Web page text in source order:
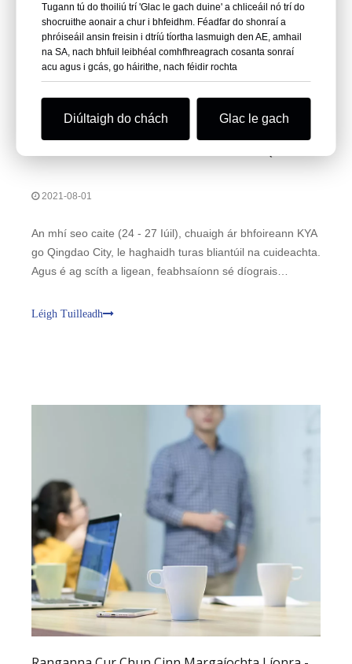
2021-08-01
An mhí seo caite (24 - 27 Iúil), chuaigh ár bhfoireann KYA
go Qingdao City, le haghaidh turas bliantúil na cuideachta.
Agus é ag scíth a ligean, feabhsaíonn sé díograis
Léigh Tuilleadh
Tugann tú do thoiliú trí 'Glac le gach duine' a chliceáil nó trí do
shocruithe aonair a chur i bhfeidhm. Féadfar do shonraí a
phróiseáil ansin freisin i dtríú tíortha lasmuigh den AE, amhail
na SA, nach bhfuil leibhéal comhfhreagrach cosanta sonraí
acu agus i gcás, go háirithe, nach féidir rochta
Diúltaigh do chách Glac le gach